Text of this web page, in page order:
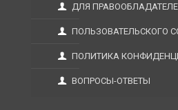
ДЛЯ
ПОЛЬЗОВАТЕЛЬСКОГО
ПОЛИТИКА
ВОПРОСЫ-ОТВЕТЫ